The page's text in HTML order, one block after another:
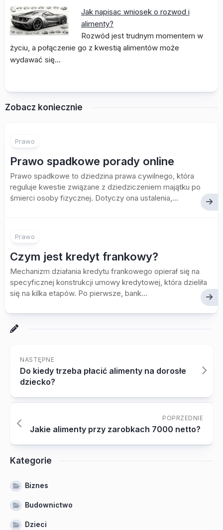
Jak napisac wniosek o rozwod i
alimenty?
Rozwód jest trudnym momentem w
życiu, a połączenie go z kwestią alimentów może
wydawać się…
Zobacz koniecznie
Prawo
Prawo spadkowe porady online
Prawo spadkowe to dziedzina prawa cywilnego, która
reguluje kwestie związane z dziedziczeniem majątku po
śmierci osoby fizycznej. Dotyczy ona ustalenia,...
Prawo
Czym jest kredyt frankowy?
Mechanizm działania kredytu frankowego opierał się na
specyficznej konstrukcji umowy kredytowej, która dzieliła
się na kilka etapów. Po pierwsze, bank...
NASTĘPNE
Do kiedy trzeba płacić alimenty na dorosłe
dziecko?
POPRZEDNIE
Jakie alimenty przy zarobkach 7000 netto?
Kategorie
Biznes
Budownictwo
Dzieci